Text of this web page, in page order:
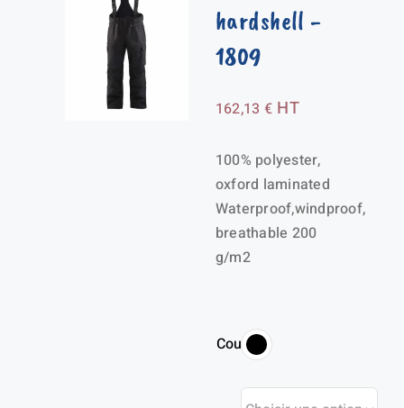
hardshell -
1809
162,13 € HT
100% polyester,
oxford laminated
Waterproof,windproof,
breathable 200
g/m2
Couleur